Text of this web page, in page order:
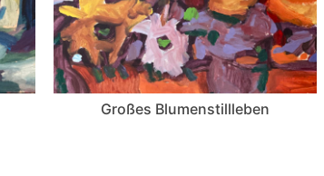
Großes Blumenstillleben